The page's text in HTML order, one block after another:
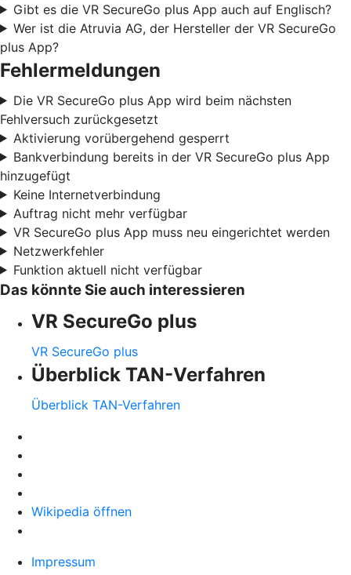
Gibt es die VR SecureGo plus App auch auf Englisch?
Wer ist die Atruvia AG, der Hersteller der VR SecureGo
plus App?
Fehlermeldungen
Die VR SecureGo plus App wird beim nächsten
Fehlversuch zurückgesetzt
Aktivierung vorübergehend gesperrt
Bankverbindung bereits in der VR SecureGo plus App
hinzugefügt
Keine Internetverbindung
Auftrag nicht mehr verfügbar
VR SecureGo plus App muss neu eingerichtet werden
Netzwerkfehler
Funktion aktuell nicht verfügbar
Das könnte Sie auch interessieren
VR SecureGo plus
VR SecureGo plus
Überblick TAN-Verfahren
Überblick TAN-Verfahren
Wikipedia öffnen
Impressum